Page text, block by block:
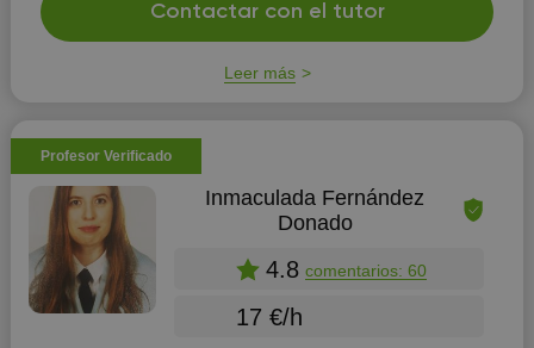
Contactar con el tutor
Leer más
Profesor Verificado
Inmaculada Fernández
Donado
4.8 comentarios: 60
17 €/h